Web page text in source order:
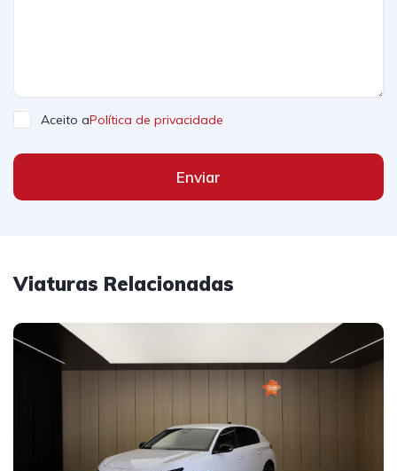
Aceito aPolítica de privacidade
Enviar
Viaturas Relacionadas